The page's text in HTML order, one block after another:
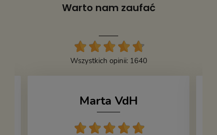
Warto nam zaufać
Wszystkich opinii: 1640
Marta VdH